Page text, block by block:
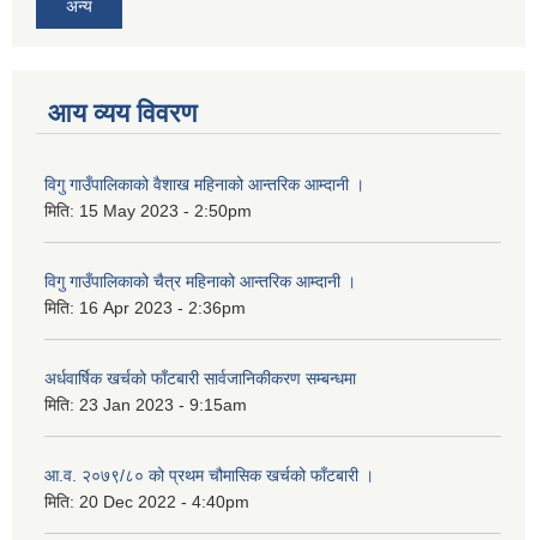
अन्य
आय व्यय विवरण
विगु गाउँपालिकाको वैशाख महिनाको आन्तरिक आम्दानी ।
मिति: 15 May 2023 - 2:50pm
विगु गाउँपालिकाको चैत्र महिनाको आन्तरिक आम्दानी ।
मिति: 16 Apr 2023 - 2:36pm
अर्धवार्षिक खर्चको फाँटबारी सार्वजानिकीकरण सम्बन्धमा
मिति: 23 Jan 2023 - 9:15am
आ.व. २०७९/८० को प्रथम चौमासिक खर्चको फाँटबारी ।
मिति: 20 Dec 2022 - 4:40pm